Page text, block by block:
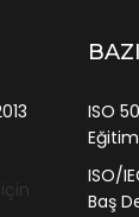
ISO
ISO/
Baş